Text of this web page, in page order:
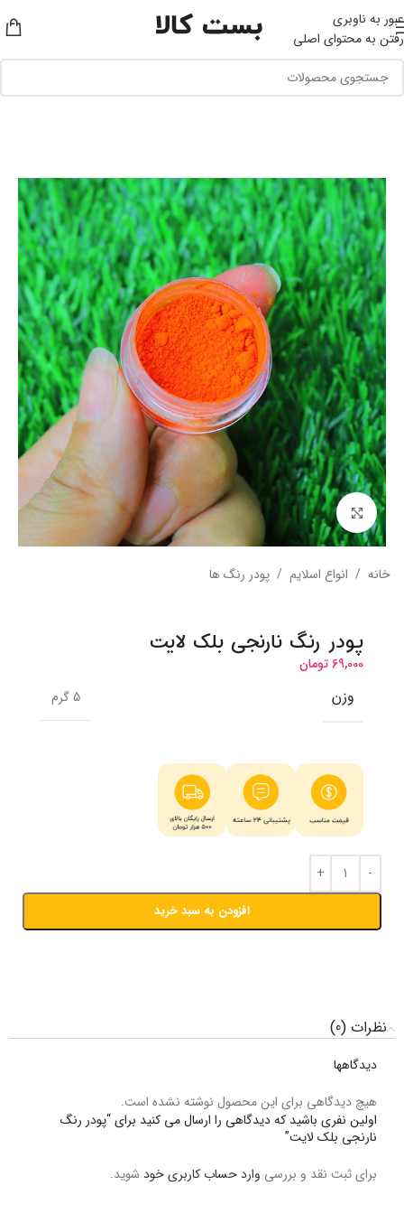
عبور به ناوبری
رفتن به محتوای اصلی
بزرگنمایی تصویر
خانه / انواع اسلایم / پودر رنگ ها
پودر رنگ نارنجی بلک لایت
69,000تومان
وزن 5 گرم
افزودن به سبد خرید
نظرات (0)
دیدگاهها
هیچ دیدگاهی برای این محصول نوشته نشده است.
اولین نفری باشید که دیدگاهی را ارسال می کنید برای “پودر رنگ
نارنجی بلک لایت”
برای ثبت نقد و بررسی وارد حساب کاربری خود شوید.